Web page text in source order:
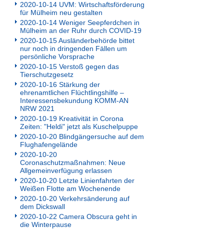
2020-10-14 UVM: Wirtschaftsförderung
für Mülheim neu gestalten
2020-10-14 Weniger Seepferdchen in
Mülheim an der Ruhr durch COVID-19
2020-10-15 Ausländerbehörde bittet
nur noch in dringenden Fällen um
persönliche Vorsprache
2020-10-15 Verstoß gegen das
Tierschutzgesetz
2020-10-16 Stärkung der
ehrenamtlichen Flüchtlingshilfe –
Interessensbekundung KOMM-AN
NRW 2021
2020-10-19 Kreativität in Corona
Zeiten: "Heldi" jetzt als Kuschelpuppe
2020-10-20 Blindgängersuche auf dem
Flughafengelände
2020-10-20
Coronaschutzmaßnahmen: Neue
Allgemeinverfügung erlassen
2020-10-20 Letzte Linienfahrten der
Weißen Flotte am Wochenende
2020-10-20 Verkehrsänderung auf
dem Dickswall
2020-10-22 Camera Obscura geht in
die Winterpause